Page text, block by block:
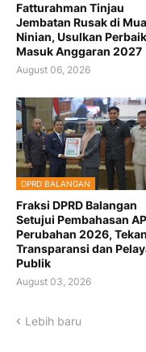
Fatturahman Tinjau
Jembatan Rusak di
Ninian, Usulkan
Masuk Anggaran 2027
August 06, 2026
DPRD BALANGAN
Fraksi DPRD Balangan
Setujui Pembahasan
Perubahan 2026,
Transparansi dan
Publik
August 03, 2026
Lebih baru